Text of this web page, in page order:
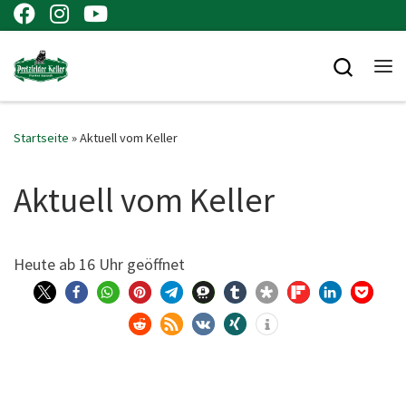
Zum Inhalt springen
Startseite »Aktuell vom Keller
Aktuell vom Keller
Heu­te ab 16 Uhr geöffnet